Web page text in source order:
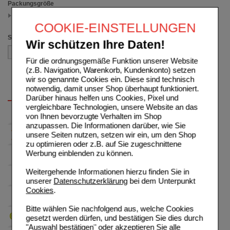
COOKIE-EINSTELLUNGEN
Wir schützen Ihre Daten!
Für die ordnungsgemäße Funktion unserer Website
(z.B. Navigation, Warenkorb, Kundenkonto) setzen
wir so genannte Cookies ein. Diese sind technisch
notwendig, damit unser Shop überhaupt funktioniert.
Darüber hinaus helfen uns Cookies, Pixel und
vergleichbare Technologien, unsere Website an das
von Ihnen bevorzugte Verhalten im Shop
anzupassen. Die Informationen darüber, wie Sie
unsere Seiten nutzen, setzen wir ein, um den Shop
zu optimieren oder z.B. auf Sie zugeschnittene
Werbung einblenden zu können.
Weitergehende Informationen hierzu finden Sie in
unserer Datenschutzerklärungbei dem Unterpunkt
Cookies.
Bitte wählen Sie nachfolgend aus, welche Cookies
gesetzt werden dürfen, und bestätigen Sie dies durch
"Auswahl bestätigen" oder akzeptieren Sie alle
Packungsgröße
Sortieren nach